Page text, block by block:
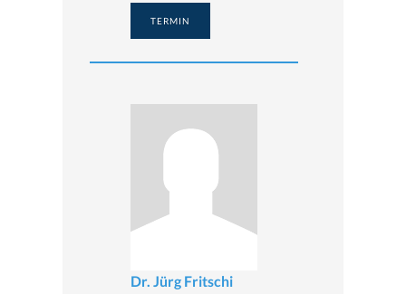
TERMIN
Dr. Jürg Fritschi